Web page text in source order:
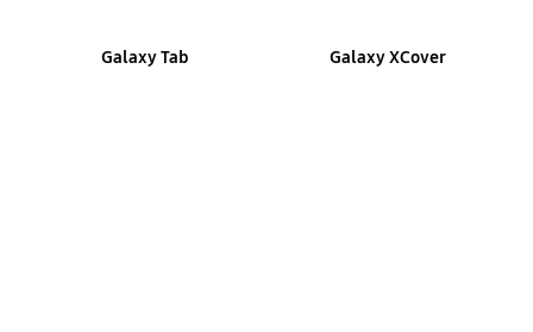
Galaxy Tab Galaxy XCover